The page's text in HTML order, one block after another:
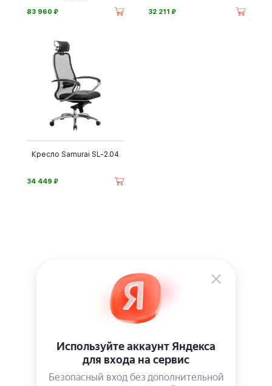
83 960 ⃏ 32 211 ⃏
Кресло Samurai SL-2.04
34 449 ⃏